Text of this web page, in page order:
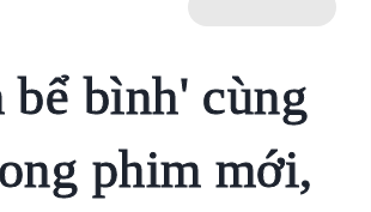
bình' cùng
phim mới,